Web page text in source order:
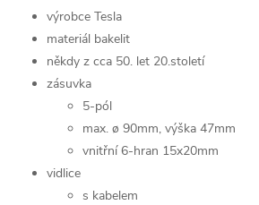
výrobce Tesla
materiál bakelit
někdy z cca 50. let 20.století
zásuvka
5-pól
max. ø 90mm, výška 47mm
vnitřní 6-hran 15x20mm
vidlice
s kabelem